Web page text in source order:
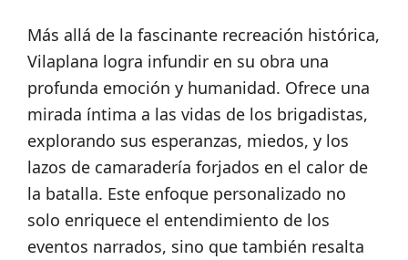
Más allá de la fascinante recreación histórica,
Vilaplana logra infundir en su obra una
profunda emoción y humanidad. Ofrece una
mirada íntima a las vidas de los brigadistas,
explorando sus esperanzas, miedos, y los
lazos de camaradería forjados en el calor de
la batalla. Este enfoque personalizado no
solo enriquece el entendimiento de los
eventos narrados, sino que también resalta